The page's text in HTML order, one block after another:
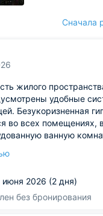
Сначала
жилого
удобные
Безукоризненная
во всех помещениях,
ванную
порога.
вернуться сюда
июня 2026 (2 дня)
без бронирования